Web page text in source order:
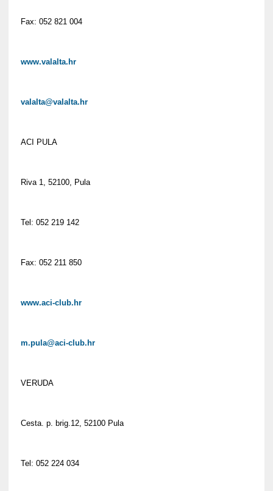
Fax: 052 821 004
www.valalta.hr
valalta@valalta.hr
ACI PULA
Riva 1, 52100, Pula
Tel: 052 219 142
Fax: 052 211 850
www.aci-club.hr
m.pula@aci-club.hr
VERUDA
Cesta. p. brig.12, 52100 Pula
Tel: 052 224 034